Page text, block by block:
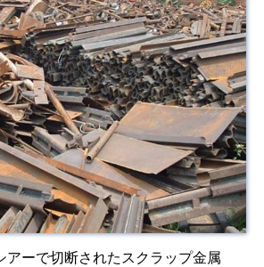
アーで切断されたスクラップ金属